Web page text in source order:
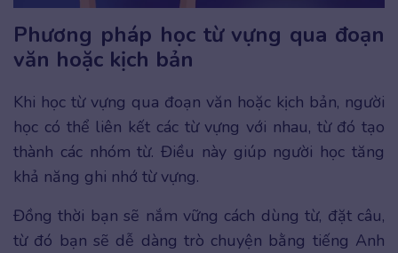
Phương pháp học từ vựng qua đoạn
văn hoặc kịch bản
Khi học từ vựng qua đoạn văn hoặc kịch bản, người
học có thể liên kết các từ vựng với nhau, từ đó tạo
thành các nhóm từ. Điều này giúp người học tăng
khả năng ghi nhớ từ vựng.
Đồng thời bạn sẽ nắm vững cách dùng từ, đặt câu,
từ đó bạn sẽ dễ dàng trò chuyện bằng tiếng Anh